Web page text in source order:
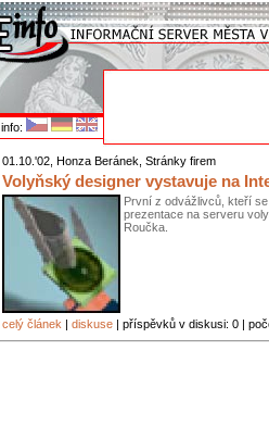
info:
01.10.'02, Honza Beránek, Stránky firem
Volyňský designer vystavuje na
První z odvážlivců, kteří
prezentace na serveru
Roučka.
celý článek | diskuse | příspěvků v diskusi: 0 |